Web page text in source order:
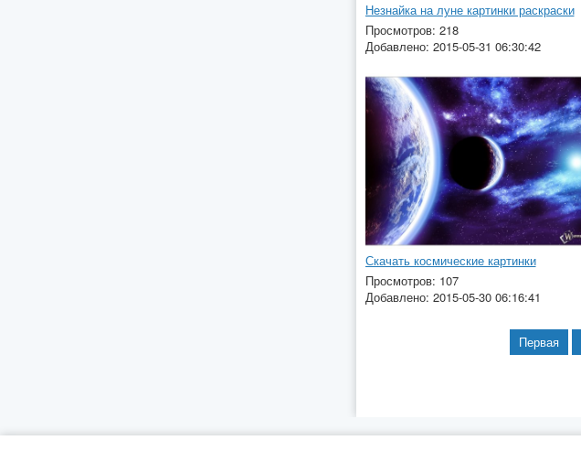
Незнайка на луне картинки раскраски
Просмотров: 218
Добавлено: 2015-05-31 06:30:42
Скачать космические картинки
Просмотров: 107
Добавлено: 2015-05-30 06:16:41
Первая